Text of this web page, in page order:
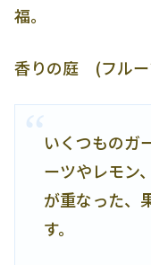
福。
香りの庭 (フル
いくつものガ
ーツやレモン
が重なった、
す。